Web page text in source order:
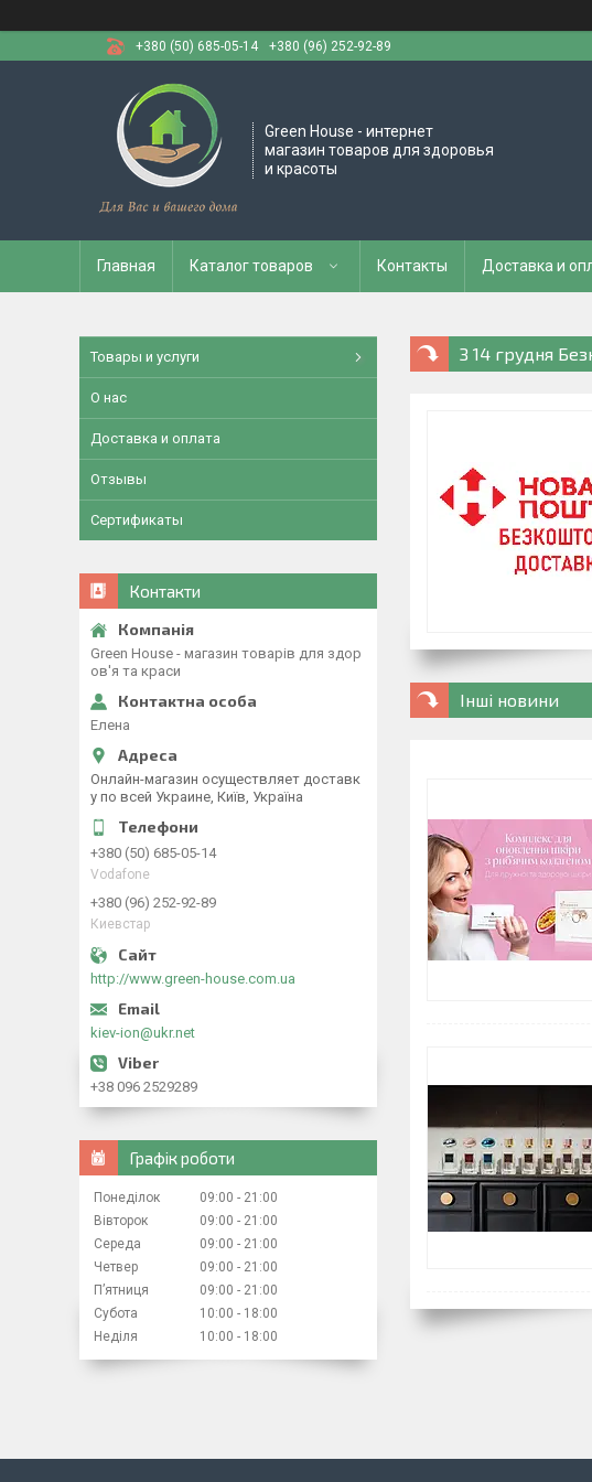
+380 (50) 685-05-14
+380 (96) 252-92-89
Green House - интернет
магазин товаров для здоровья
и красоты
Главная Каталог товаров Контакты Доставка и
З 14 грудня
Інші новини
Товары и услуги
О нас
Доставка и оплата
Отзывы
Сертификаты
Контакти
Green House - магазин товарів для здор
ов'я та краси
Елена
Онлайн-магазин осуществляет доставк
у по всей Украине, Київ, Україна
+380 (50) 685-05-14
Vodafone
+380 (96) 252-92-89
Киевстар
http://www.green-house.com.ua
kiev-ion@ukr.net
+38 096 2529289
Графік роботи
Понеділок 09:00
21:00
Вівторок
09:00
21:00
Середа
09:00
21:00
Четвер
09:00
21:00
Пʼятниця
09:00
21:00
Субота
10:00
18:00
Неділя
10:00 18:00